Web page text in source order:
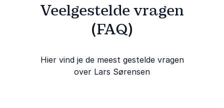
Veelgestelde vragen
(FAQ)
Hier vind je de meest gestelde vragen
over Lars Sørensen